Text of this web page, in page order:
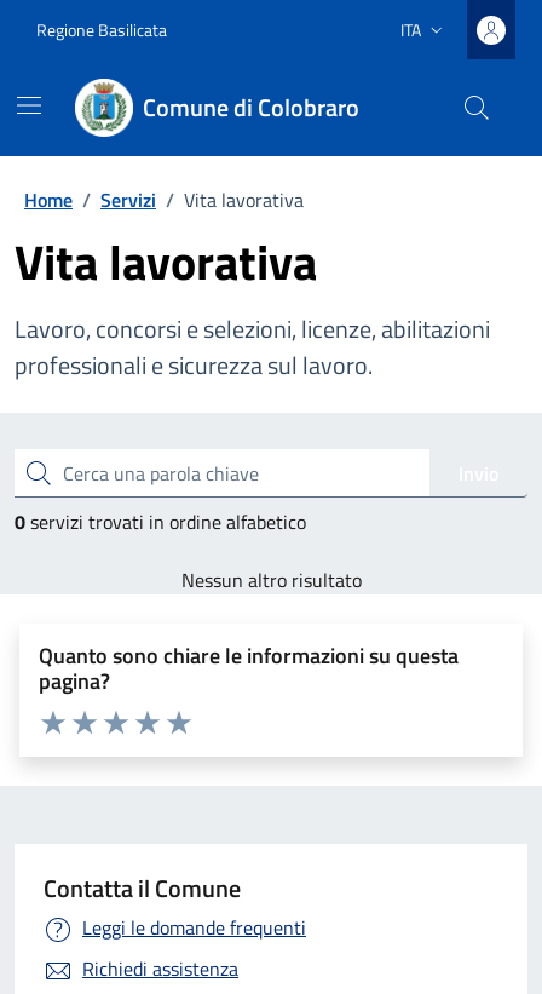
Regione Basilicata Lingua attiva:
ITA
Comune di Colobraro
Home / Servizi / Vita lavorativa
Vita lavorativa
Lavoro, concorsi e selezioni, licenze, abilitazioni
professionali e sicurezza sul lavoro.
Cerca una parola chiave
0servizi trovati in ordine alfabetico
Nessun altro risultato
Quanto sono chiare le informazioni su questa
pagina?
Valuta 5 stelle su 5
Valuta 4 stelle su 5
Valuta 3 stelle su 5
Valuta 2 stelle su 5
Valuta 1 stelle su 5
Contatta il Comune
Leggi le domande frequenti
Richiedi assistenza